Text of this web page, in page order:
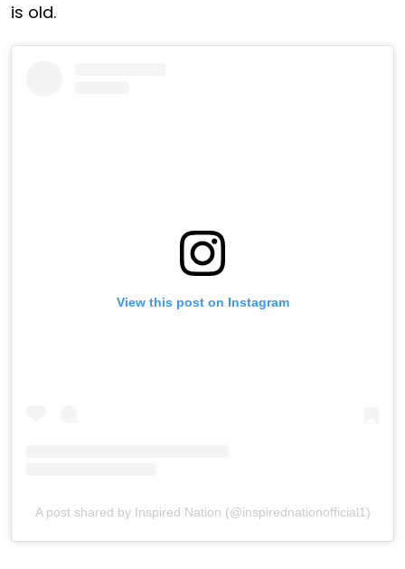
is old.
View this post on Instagram
A post shared by Inspired Nation (@inspirednationofficial1)